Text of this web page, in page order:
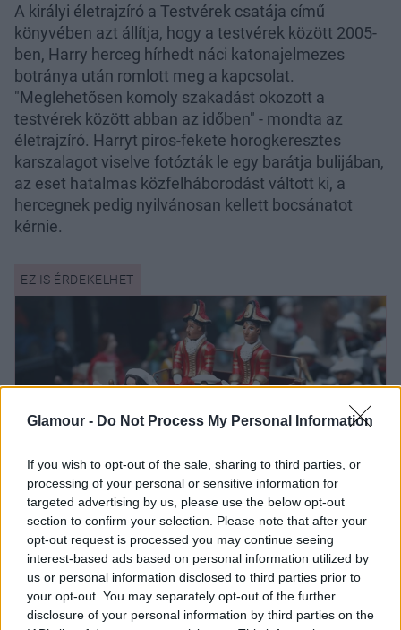
Glamour - Do Not Process My Personal Information
If you wish to opt-out of the sale, sharing to third parties, or
processing of your personal or sensitive information for
targeted advertising by us, please use the below opt-out
section to confirm your selection. Please note that after your
opt-out request is processed you may continue seeing
interest-based ads based on personal information utilized by
us or personal information disclosed to third parties prior to
your opt-out. You may separately opt-out of the further
disclosure of your personal information by third parties on the
A királyi életrajzíró a Testvérek csatája című
könyvében azt állítja, hogy a testvérek között 2005-
ben, Harry herceg hírhedt náci katonajelmezes
botránya után romlott meg a kapcsolat.
"Meglehetősen komoly szakadást okozott a
testvérek között abban az időben" - mondta az
életrajzíró. Harryt piros-fekete horogkeresztes
karszalagot viselve fotózták le egy barátja bulijában,
az eset hatalmas közfelháborodást váltott ki, a
hercegnek pedig nyilvánosan kellett bocsánatot
kérnie.
Ballépések és titkok, amiket a királyi
család meg nem történté tenne